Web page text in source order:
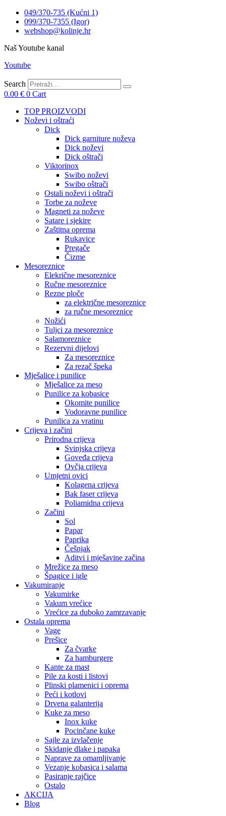
049/370-735 (Kućni 1)
099/370-7355 (Igor)
webshop@kolinje.hr
Naš Youtube kanal
Youtube
Search
0.00 € 0 Cart
TOP PROIZVODI
Noževi i oštraći
Dick
Dick garniture noževa
Dick noževi
Dick oštrači
Viktorinox
Swibo noževi
Swibo oštrači
Ostali noževi i oštrači
Torbe za noževe
Magneti za noževe
Satare i sjekire
Zaštitna oprema
Rukavice
Pregače
Čizme
Mesoreznice
Elekrične mesoreznice
Ručne mesoreznice
Rezne ploče
za električne mesoreznice
za ručne mesoreznice
Nožići
Tuljci za mesoreznice
Salamoreznice
Rezervni dijelovi
Za mesoreznice
Za rezač špeka
Mješalice i punilice
Mješalice za meso
Punilice za kobasice
Okomite punilice
Vodoravne punilice
Punilica za vratinu
Crijeva i začini
Prirodna crijeva
Svinjska crijeva
Goveđa crijeva
Ovčja crijeva
Umjetni ovici
Kolagena crijeva
Bak faser crijeva
Poliamidna crijeva
Začini
Sol
Papar
Paprika
Češnjak
Aditvi i mješavine začina
Mrežice za meso
Špagice i igle
Vakumiranje
Vakumirke
Vakum vrećice
Vrećice za duboko zamrzavanje
Ostala oprema
Vage
Prešice
Za čvarke
Za hamburgere
Kante za mast
Pile za kosti i listovi
Plinski plamenici i oprema
Peći i kotlovi
Drvena galanterija
Kuke za meso
Inox kuke
Pocinčane kuke
Sajle za izvlačenje
Skidanje dlake i papaka
Naprave za omamljivanje
Vezanje kobasica i salama
Pasiranje rajčice
Ostalo
AKCIJA
Blog